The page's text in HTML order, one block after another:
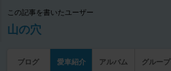
この記事を書いたユーザー
山の穴
ブログ 愛車紹介 アルバム グループ